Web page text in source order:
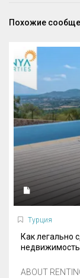
Похожие
Турция
Как легально
ABOUT